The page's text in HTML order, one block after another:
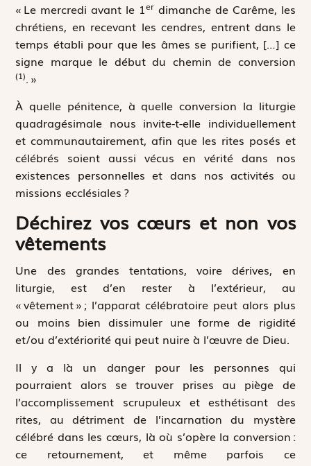
« Le mercredi avant le 1er dimanche de Carême, les
chrétiens, en recevant les cendres, entrent dans le
temps établi pour que les âmes se purifient, […] ce
signe marque le début du chemin de conversion
(1). »
À quelle pénitence, à quelle conversion la liturgie
quadragésimale nous invite-t-elle individuellement
et communautairement, afin que les rites posés et
célébrés soient aussi vécus en vérité dans nos
existences personnelles et dans nos activités ou
missions ecclésiales ?
Déchirez vos cœurs et non vos
vêtements
Une des grandes tentations, voire dérives, en
liturgie, est d’en rester à l’extérieur, au
« vêtement » ; l’apparat célébratoire peut alors plus
ou moins bien dissimuler une forme de rigidité
et/ou d’extériorité qui peut nuire à l’œuvre de Dieu.
Il y a là un danger pour les personnes qui
pourraient alors se trouver prises au piège de
l’accomplissement scrupuleux et esthétisant des
rites, au détriment de l’incarnation du mystère
célébré dans les cœurs, là où s’opère la conversion :
ce retournement, et même parfois ce